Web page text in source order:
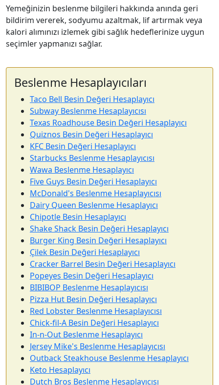
Yemeğinizin beslenme bilgileri hakkında anında geri
bildirim vererek, sodyumu azaltmak, lif artırmak veya
kalori alımınızı izlemek gibi sağlık hedeflerinize uygun
seçimler yapmanızı sağlar.
Beslenme Hesaplayıcıları
Taco Bell Besin Değeri Hesaplayıcı
Subway Beslenme Hesaplayıcısı
Texas Roadhouse Besin Değeri Hesaplayıcı
Quiznos Besin Değeri Hesaplayıcı
KFC Besin Değeri Hesaplayıcı
Starbucks Beslenme Hesaplayıcısı
Wawa Beslenme Hesaplayıcı
Five Guys Besin Değeri Hesaplayıcı
McDonald's Beslenme Hesaplayıcısı
Dairy Queen Beslenme Hesaplayıcı
Chipotle Besin Hesaplayıcı
Shake Shack Besin Değeri Hesaplayıcı
Burger King Besin Değeri Hesaplayıcı
Çilek Besin Değeri Hesaplayıcı
Cracker Barrel Besin Değeri Hesaplayıcı
Popeyes Besin Değeri Hesaplayıcı
BIBIBOP Beslenme Hesaplayıcısı
Pizza Hut Besin Değeri Hesaplayıcı
Red Lobster Beslenme Hesaplayıcısı
Chick-fil-A Besin Değeri Hesaplayıcı
In-n-Out Beslenme Hesaplayıcı
Jersey Mike's Beslenme Hesaplayıcısı
Outback Steakhouse Beslenme Hesaplayıcı
Keto Hesaplayıcı
Dutch Bros Beslenme Hesaplayıcısı